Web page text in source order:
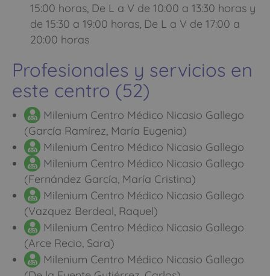
15:00 horas, De L a V de 10:00 a 13:30 horas y
de 15:30 a 19:00 horas, De L a V de 17:00 a
20:00 horas
Profesionales y servicios en
este centro (52)
Milenium Centro Médico Nicasio Gallego
(García Ramírez, María Eugenia)
Milenium Centro Médico Nicasio Gallego
Milenium Centro Médico Nicasio Gallego
(Fernández García, María Cristina)
Milenium Centro Médico Nicasio Gallego
(Vazquez Berdeal, Raquel)
Milenium Centro Médico Nicasio Gallego
(Arce Recio, Sara)
Milenium Centro Médico Nicasio Gallego